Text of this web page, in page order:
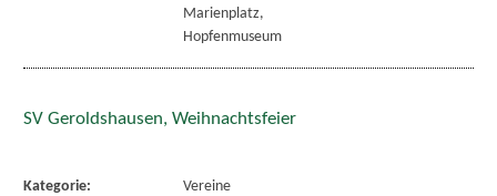
Marienplatz,
Hopfenmuseum
SV Geroldshausen, Weihnachtsfeier
Kategorie:
Vereine